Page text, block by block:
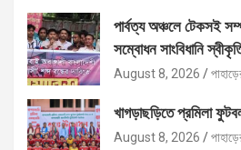
পার্বত্য অঞ্চলে টেকসই
সম্বোধন সাংবিধানি
August 8, 2026
খাগড়াছড়িতে প্রমিলা
August 8, 2026